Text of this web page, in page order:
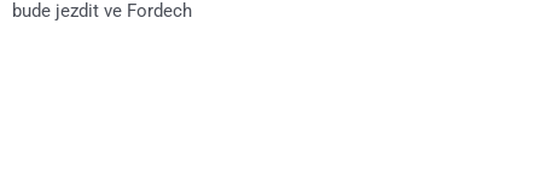
bude jezdit ve Fordech